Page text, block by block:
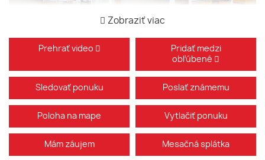
Zobraziť viac
Prehrať video
Pridať medzi
obľúbené
Sledovať ponuku Poslať známemu
Poloha na mape Vytlačiť ponuku
Mám záujem Mesačná splátka